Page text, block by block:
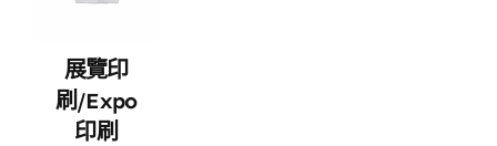
展覽印
刷/expo
印刷